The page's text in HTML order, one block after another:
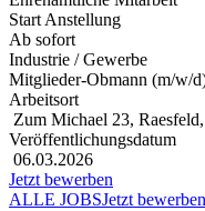
Start Anstellung
Ab sofort
Industrie / Gewerbe
Mitglieder-Obmann (m/w/
Arbeitsort
Zum Michael 23,
Veröffentlichungsdatum
06.03.2026
Jetzt bewerben
ALLE JOBSJetzt bewerben